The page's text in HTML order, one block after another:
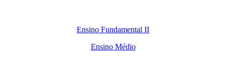
Ensino Fundamental II
Ensino Médio